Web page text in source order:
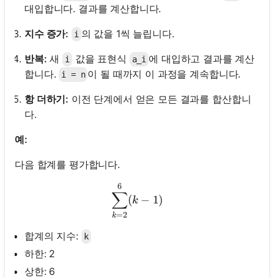
대입합니다. 결과를 계산합니다.
지수 증가: i 의 값을 1씩 늘립니다.
반복: 새 i 값을 표현식 a_i 에 대입하고 결과를 계산
합니다.
i = n 이 될 때까지 이 과정을 계속합니다.
항 더하기: 이전 단계에서 얻은 모든 결과를 합산합니
다.
예:
다음 합계를 평가합니다.
k=2
∑
6
(k − 1)
합계의 지수: k
하한: 2
상한: 6